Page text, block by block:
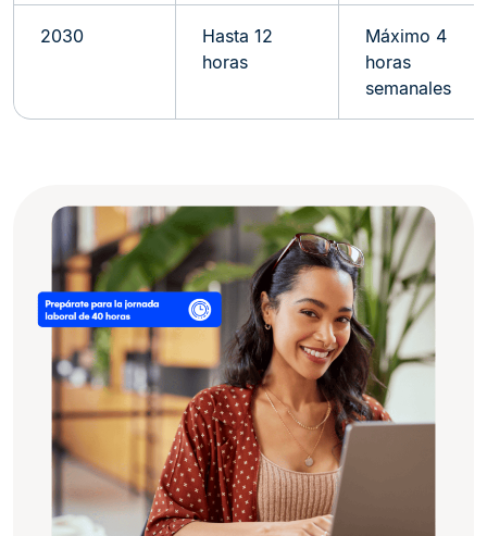
2030
Hasta 12
horas
Máximo 4
horas
semanales